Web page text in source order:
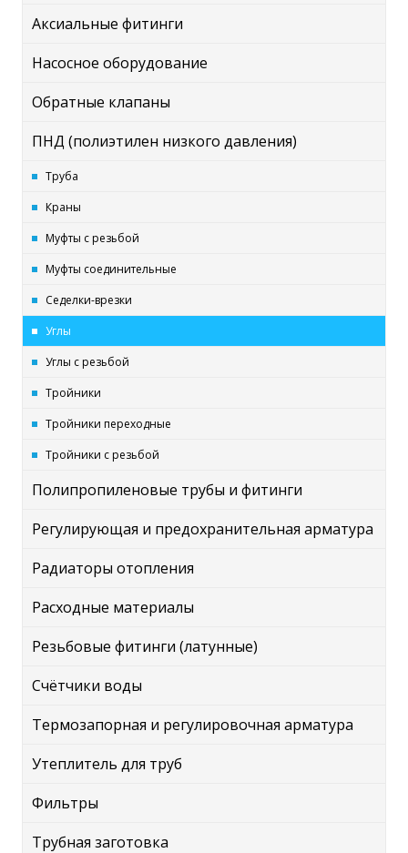
Аксиальные фитинги
Насосное оборудование
Обратные клапаны
ПНД (полиэтилен низкого давления)
Труба
Краны
Муфты с резьбой
Муфты соединительные
Седелки-врезки
Углы
Углы с резьбой
Тройники
Тройники переходные
Тройники с резьбой
Полипропиленовые трубы и фитинги
Регулирующая и предохранительная арматура
Радиаторы отопления
Расходные материалы
Резьбовые фитинги (латунные)
Счётчики воды
Термозапорная и регулировочная арматура
Утеплитель для труб
Фильтры
Трубная заготовка